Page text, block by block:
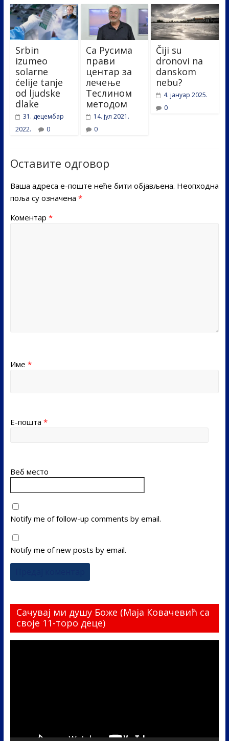
Srbin
izumeo
solarne
ćelije tanje
od ljudske
dlake
31. децембар
2022.
0
Са Русима
прави
центар за
лечење
Теслином
методом
14. јул 2021.
0
Čiji su
dronovi na
danskom
nebu?
4. јануар 2025.
0
Оставите одговор
Ваша адреса е-поште неће бити објављена. Неопходна
поља су означена *
Коментар *
Име *
Е-пошта *
Веб место
Notify me of follow-up comments by email.
Notify me of new posts by email.
Сачувај ми душу Боже (Маја Ковачевић са
своје 11-торо деце)